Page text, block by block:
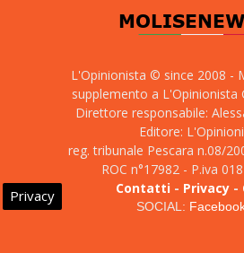
L'Opinionista © since 2008 -
supplemento a L'Opinionista
Direttore responsabile:
Editore:
reg. tribunale Pescara n.08/
ROC n°17982 - P.iva
Contatti- Privacy-
SOCIAL:
Privacy